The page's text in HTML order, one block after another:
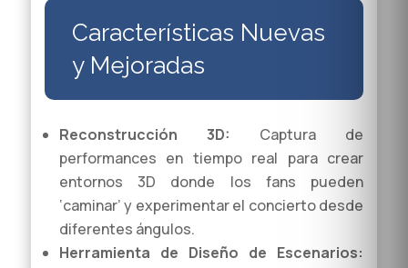
Características Nuevas
y Mejoradas
Reconstrucción 3D: Captura de
performances en tiempo real para crear
entornos 3D donde los fans pueden
‘caminar’ y experimentar el concierto desde
diferentes ángulos.
Herramienta de Diseño de Escenarios: